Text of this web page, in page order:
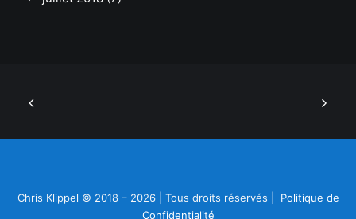
Chris Klippel © 2018 – 2026 | Tous droits réservés | Politique de
Confidentialité